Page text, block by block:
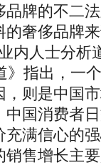
牌的不二
奢侈品牌
内人士分析
指出，一
则是中国
国消费者
满信心的
售增长主